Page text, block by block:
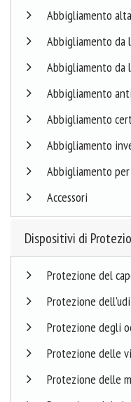
Abbigliamento
Abbigliamento da
Abbigliamento da
Abbigliamento
Abbigliamento
Abbigliamento
Abbigliamento
Accessori
Dispositivi di
Protezione del
Protezione
Protezione degli
Protezione delle
Protezione delle